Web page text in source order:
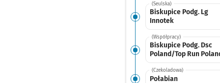
(Seulska)
Biskupice Podg. Lg
Innotek
(Współpracy)
Biskupice Podg. Dsc
Poland/Top Run
(Czekoladowa)
Połabian